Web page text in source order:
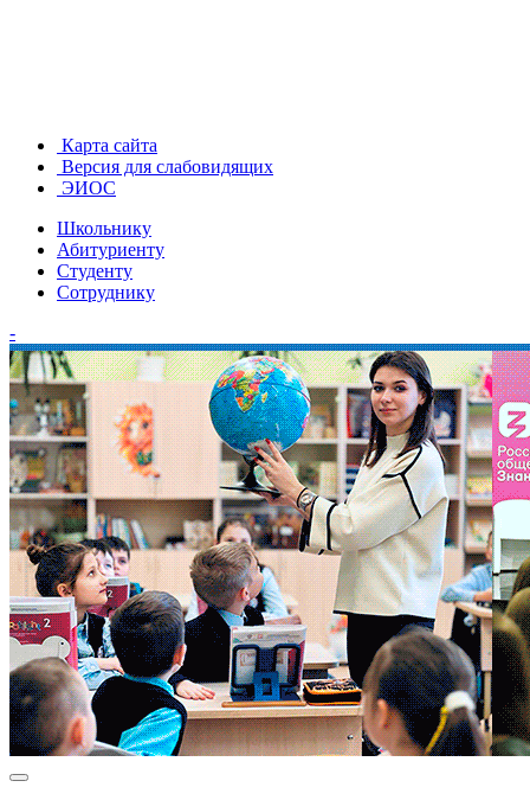
Карта сайта
Версия для слабовидящих
ЭИОС
Школьнику
Абитуриенту
Студенту
Сотруднику
-